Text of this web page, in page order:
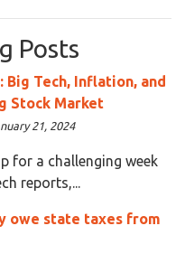
Posts
Big Tech, Inflation, and
Stock Market
21, 2024
for a challenging week
reports,...
owe state taxes from